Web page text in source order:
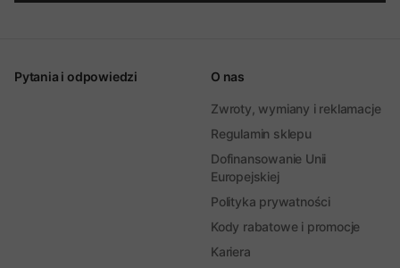
Pytania i odpowiedzi O nas
Zwroty, wymiany i reklamacje
Regulamin sklepu
Dofinansowanie Unii
Europejskiej
Polityka prywatności
Kody rabatowe i promocje
Kariera